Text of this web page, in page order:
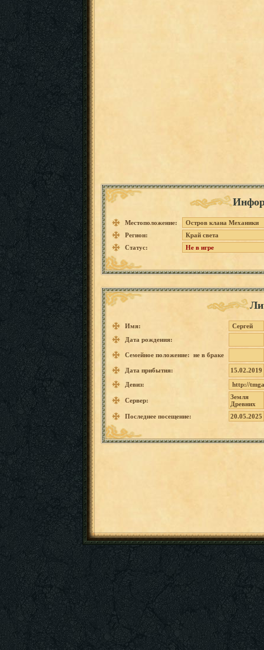
Местоположение:
Остров клана Механики
Регион:
Край света
Статус:
Не в игре
Имя:
Сергей
Дата рождения:
Семейное положение: не в браке
Дата прибытия:
15.02.2019
Девиз:
http://t
Сервер:
Земля
Древних
Последнее посещение:
20.05.2025